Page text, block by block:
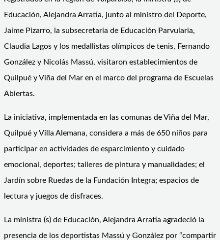
Educación, Alejandra Arratia, junto al ministro del Deporte,
Jaime Pizarro, la subsecretaria de Educación Parvularia,
Claudia Lagos y los medallistas olímpicos de tenis, Fernando
González y Nicolás Massú, visitaron establecimientos de
Quilpué y Viña del Mar en el marco del programa de Escuelas
Abiertas.
La iniciativa, implementada en las comunas de Viña del Mar,
Quilpué y Villa Alemana, considera a más de 650 niños para
participar en actividades de esparcimiento y cuidado
emocional, deportes; talleres de pintura y manualidades; el
Jardín sobre Ruedas de la Fundación Integra; espacios de
lectura y juegos de disfraces.
La ministra (s) de Educación, Alejandra Arratia agradeció la
presencia de los deportistas Massú y González por “compartir